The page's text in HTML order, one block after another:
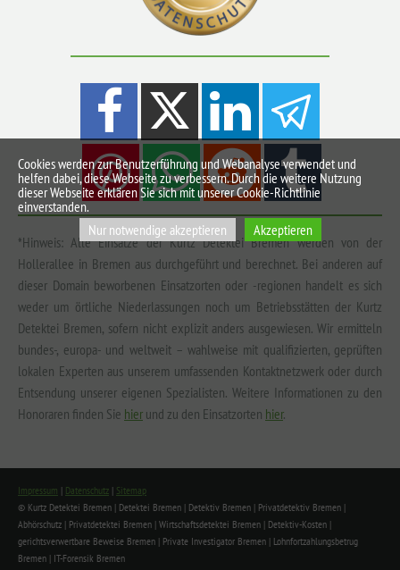
*Hinweis: Alle Einsätze der Kurtz Detektei Bremen werden von der
Hollerallee in Bremen aus durchgeführt und berechnet. Bei anderen auf
dieser Domain beworbenen Einsatzorten oder -regionen handelt es sich
weder um örtliche Niederlassungen noch um Betriebsstätten der Kurtz
Detektei Bremen, sofern nicht explizit anders ausgewiesen. Wir ermitteln
bundes-, europa- und weltweit – wahlweise mit qualifizierten, geprüften
lokalen Experten aus unserem umfassenden Kontaktnetzwerk oder durch
Entsendung unserer eigenen Spezialisten. Weitere Informationen zu den
Honoraren finden Sie hier und zu den Einsatzorten hier.
Impressum | Datenschutz | Sitemap
© Kurtz Detektei Bremen | Detektei Bremen | Detektiv Bremen | Privatdetektiv Bremen |
Abhörschutz | Privatdetektei Bremen | Wirtschaftsdetektei Bremen | Detektiv-Kosten |
gerichtsverwertbare Beweise Bremen | Private Investigator Bremen | Lohnfortzahlungsbetrug
Bremen | IT-Forensik Bremen
Cookies werden zur Benutzerführung und Webanalyse verwendet und
helfen dabei, diese Webseite zu verbessern. Durch die weitere Nutzung
dieser Webseite erklären Sie sich mit unserer Cookie-Richtlinie
einverstanden.
Nur notwendige akzeptieren
Akzeptieren